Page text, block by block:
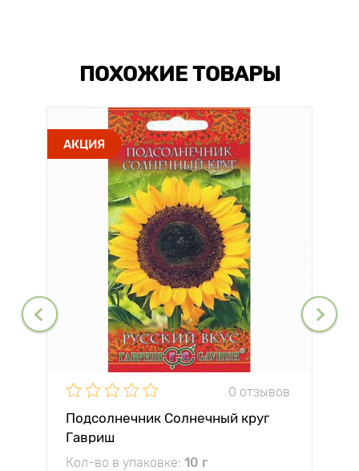
ПОХОЖИЕ ТОВАРЫ
АКЦИЯ
0 отзывов
Подсолнечник Солнечный круг
Гавриш
Кол-во в упаковке: 10 г